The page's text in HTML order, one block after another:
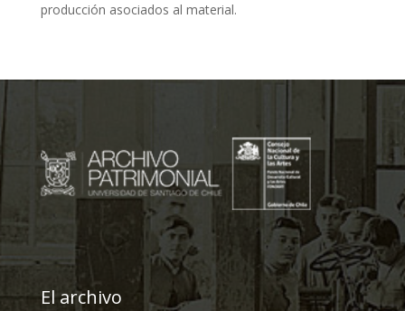
producción asociados al material.
El archivo